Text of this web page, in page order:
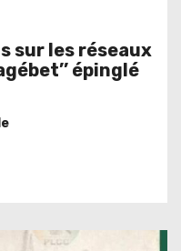
sur les réseaux
épinglé